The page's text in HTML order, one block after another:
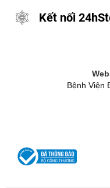
Kết nối
Bệnh Viện